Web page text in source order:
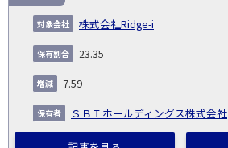
株式会社Ridge-i
23.35
7.59
ＳＢＩホールディングス株式会社